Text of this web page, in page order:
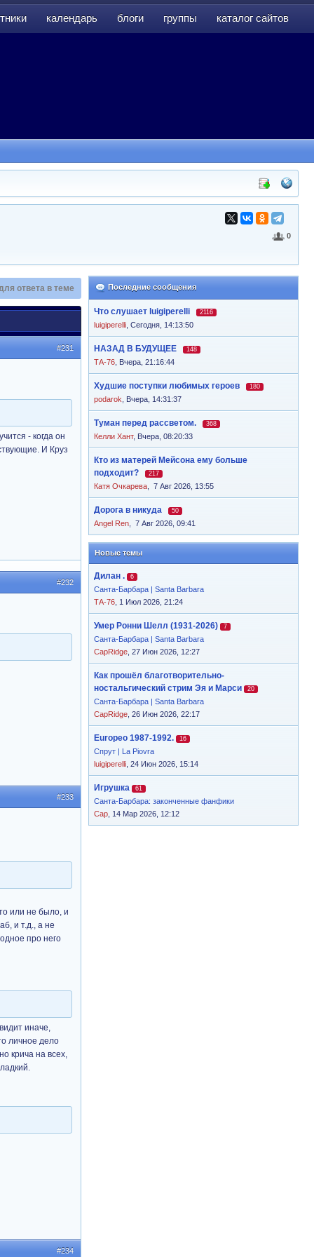
календарь блоги группы каталог сайтов
0
Последние сообщения
Что слушает luigiperelli 2116
luigiperelli Сегодня, 14:13:50
НАЗАД В БУДУЩЕЕ 148
ТА-76 Вчера, 21:16:44
Худшие поступки любимых героев 180
podarok Вчера, 14:31:37
Туман перед рассветом. 368
Келли Хант, Вчера, 08:20:33
Кто из матерей Мейсона ему больше
подходит?
217
Катя Очкарева 7 Авг 2026, 13:55
Дорога в никуда 50
Angel Ren 7 Авг 2026, 09:41
Новые темы
Дилан . 6
Санта-Барбара | Santa Barbara
ТА-76 , 1 Июл 2026, 21:24
Умер Ронни Шелл (1931-2026) 7
Санта-Барбара | Santa Barbara
CapRidge , 27 Июн 2026, 12:27
Как прошёл благотворительно-
ностальгический стрим Эя и Марси
20
Санта-Барбара | Santa Barbara
CapRidge , 26 Июн 2026, 22:17
Europeo 1987-1992. 16
Спрут | La Piovra
luigiperelli , 24 Июн 2026, 15:14
Игрушка 61
Санта-Барбара: законченные фанфики
Cap , 14 Мар 2026, 12:12
ответа в теме
#231
- когда он
И Круз
#232
#233
или не было, и
и т.д., а не
про него
иначе,
личное дело
крича на всех,
#234